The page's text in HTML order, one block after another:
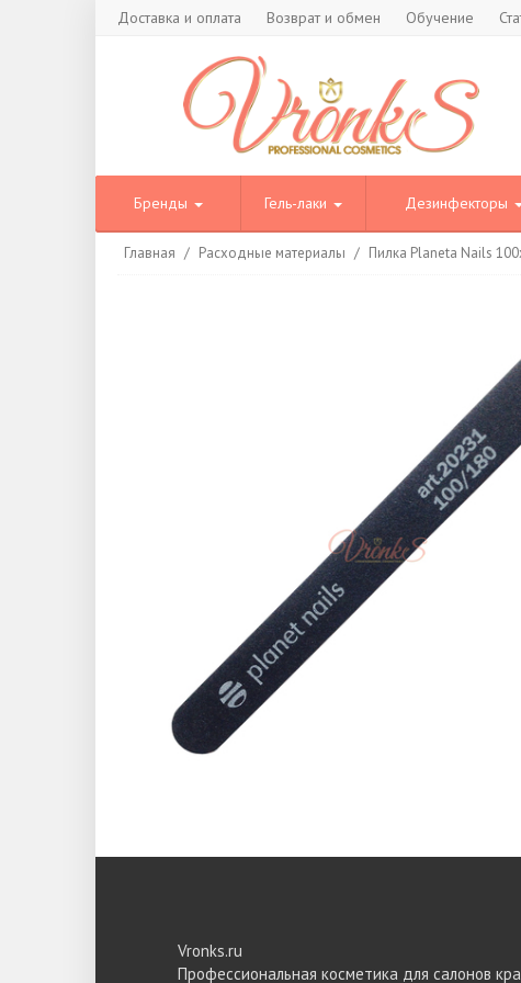
Доставка и оплата Возврат и обмен Обучение
Бренды Гель-лаки Дезинфекторы
Главная / Расходные материалы / Пилка Planeta Nails
Vronks.ru
Профессиональная косметика для салонов